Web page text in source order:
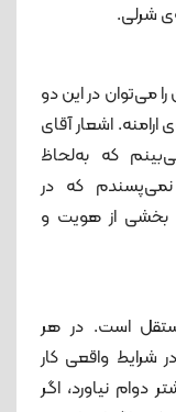
شرلی.
می‌توان در این دو
اشعار آقای
که به‌لحاظ
که در
بخشی از هویت و
مستقل است. در هر
شرایط واقعی کار
نیاورد، اگر